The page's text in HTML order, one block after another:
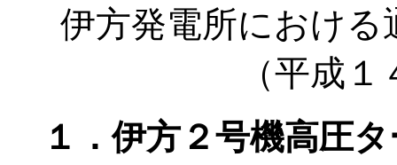
伊方発電所における
（平成
１．伊方２号機高圧